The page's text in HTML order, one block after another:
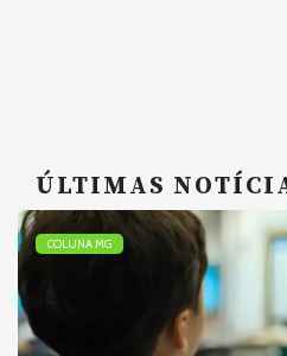
ÚLTIMAS
COLUNA MG